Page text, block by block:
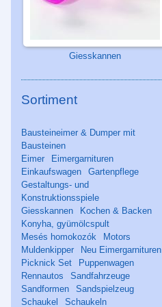
Giesskannen
Sortiment
Bausteineimer & Dumper mit
Bausteinen
Eimer
Eimergarnituren
Einkaufswagen
Gartenpflege
Gestaltungs- und
Konstruktionsspiele
Giesskannen
Kochen & Backen
Konyha, gyümölcspult
Mesés homokozók
Motors
Muldenkipper
Neu Eimergarnituren
Picknick Set
Puppenwagen
Rennautos
Sandfahrzeuge
Sandformen
Sandspielzeug
Schaukel
Schaukeln